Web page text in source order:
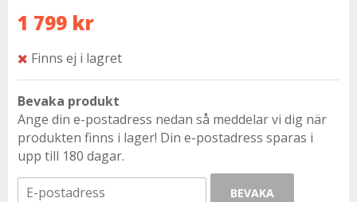
1 799 kr
Finns ej i lagret
Bevaka produkt
Ange din e-postadress nedan så meddelar vi dig när
produkten finns i lager! Din e-postadress sparas i
upp till 180 dagar.
BEVAKA